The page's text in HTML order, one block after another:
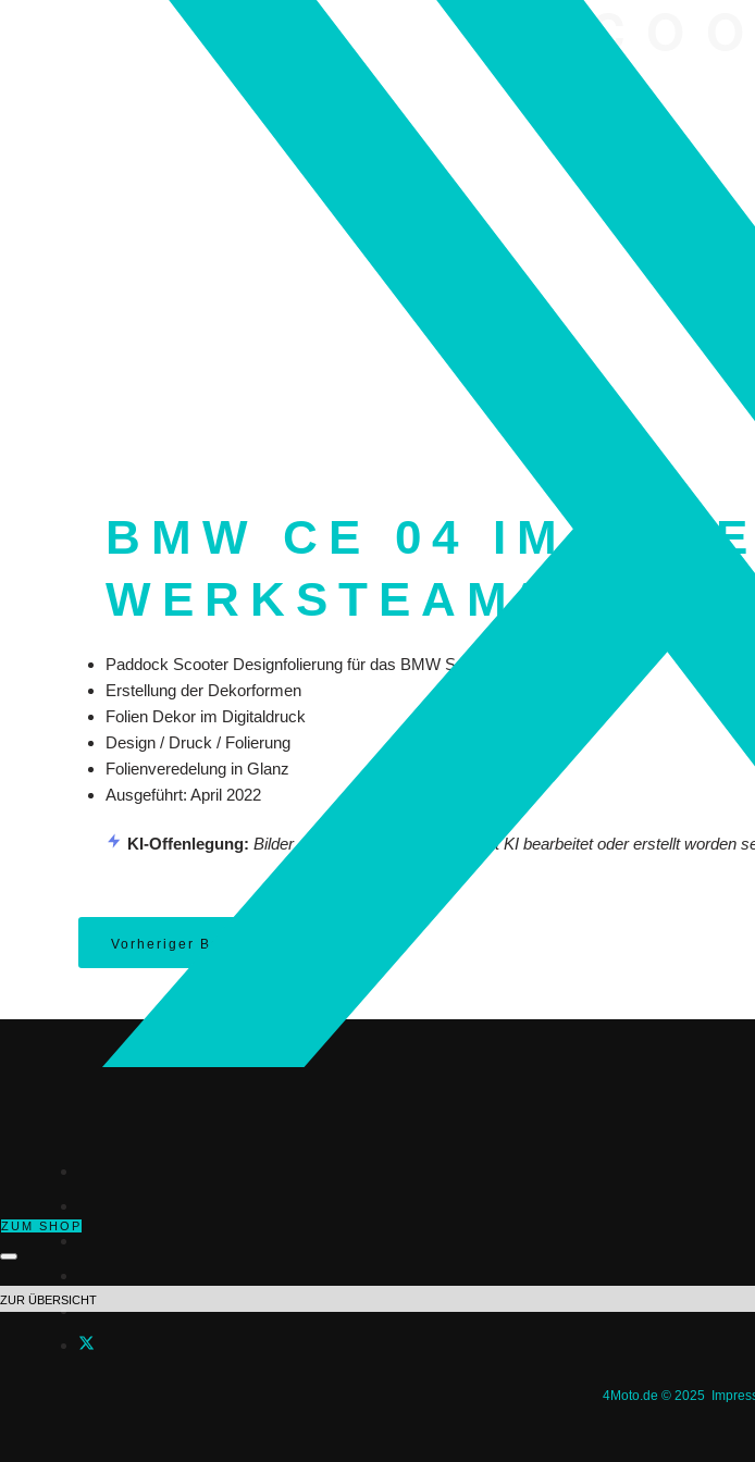
ZUM SHOP
ZUR ÜBERSICHT
BMW CE 04 IM M-
WERKSTEAM“
Paddock Scooter Designfolierung für das BMW Superbike WM-Team
Erstellung der Dekorformen
Folien Dekor im Digitaldruck
Design / Druck / Folierung
Folienveredelung in Glanz
Ausgeführt: April 2022
KI-Offenlegung: Bilder auf dieser Seite koennen mit KI bearbeitet oder erstellt worden
Vorheriger Beitrag
4Moto.de © 2025